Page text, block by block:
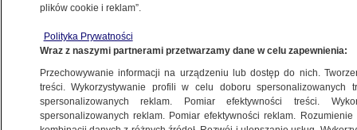
21.05.2008, 00:00Aktualizacja:20.05.2008, 20:00
Udostępnij
plików cookie i reklam”.
Polityka Prywatności
Wraz z naszymi partnerami przetwarzamy dane w celu zapewnienia:
Przechowywanie informacji na urządzeniu lub dostęp do nich.
treści. Wykorzystywanie profili w celu doboru spersonalizowanych
spersonalizowanych reklam. Pomiar efektywności treści.
spersonalizowanych reklam. Pomiar efektywności reklam.